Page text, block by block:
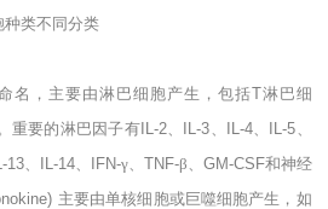
种类不同分类
名，主要由淋巴细胞产生，包括T淋巴细
重要的淋巴因子有IL-2、 IL-3 IL-4、 IL-5
13、 IL-14、 IFN-γ、 TNF-β、 GM-CSF和神经
主要由单核细胞或巨噬细胞产生，如